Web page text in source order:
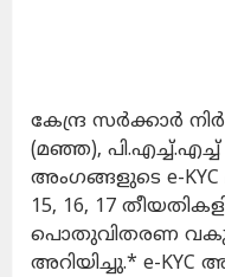
കേന്ദ്ര സർക്കാർ
(മഞ്ഞ),
അംഗങ്ങളുടെ e-KYC
15, 16, 17
പൊതുവിതരണ
അറിയിച്ചു.* e-